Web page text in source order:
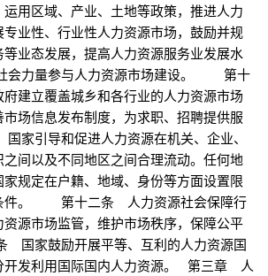
用区域、产业、土地等政策，推进人力
业性、行业性人力资源市场，鼓励并规
业态发展，提高人力资源服务业发展水
力量参与人力资源市场建设。 第十
建立覆盖城乡和各行业的人力资源市场
场信息发布制度，为求职、招聘提供服
引导和促进人力资源在机关、企业、
间以及不同地区之间合理流动。任何地
规定在户籍、地域、身份等方面设置限
件。 第十二条 人力资源社会保障行
源市场监管，维护市场秩序，保障公平
家鼓励开展平等、互利的人力资源国
开发利用国际国内人力资源。 第三章 人